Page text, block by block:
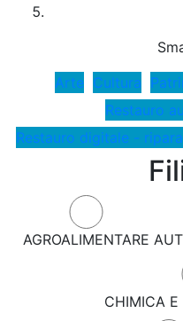
AGROALIMENTARE
CHIMICA E
Arte Cultura
Restauro
Restauro digitale -